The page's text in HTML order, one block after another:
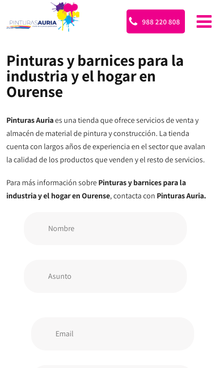
988 220 808
Pinturas y barnices para la
industria y el hogar en
Ourense
Pinturas Auriaes una tienda que ofrece servicios de venta y
almacén de material de pintura y construcción. La tienda
cuenta con largos años de experiencia en el sector que avalan
la calidad de los productos que venden y el resto de servicios.
Para más información sobrePinturas y barnices para la
industria y el hogar en Ourense, contacta con Pinturas Auria.